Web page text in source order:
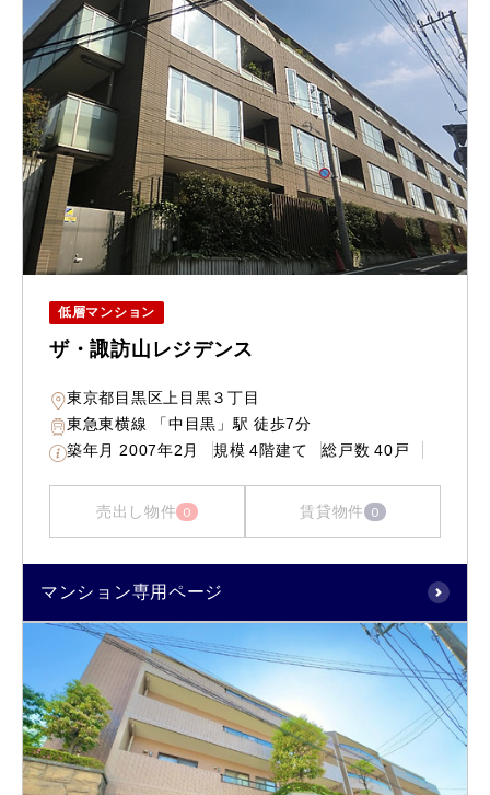
低層マンション
ザ・諏訪山レジデンス
東京都目黒区上目黒３丁目
東急東横線 「中目黒」駅 徒歩7分
築年月 2007年2月 規模 4階建て 総戸数 40戸
売出し物件 0 賃貸物件 0
マンション専用ページ